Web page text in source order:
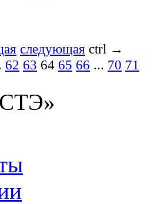
следующая ctrl →
62 63 64 65 66 ... 70 71